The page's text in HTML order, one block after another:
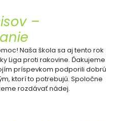
–
Naša škola sa aj tento rok
Liga proti rakovine. Ďakujeme
príspevkom podporili dobrú
ktorí to potrebujú. Spoločne
rozdávať nádej.